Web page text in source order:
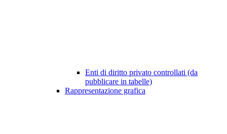
Enti di diritto privato controllati (da
pubblicare in tabelle)
Rappresentazione grafica